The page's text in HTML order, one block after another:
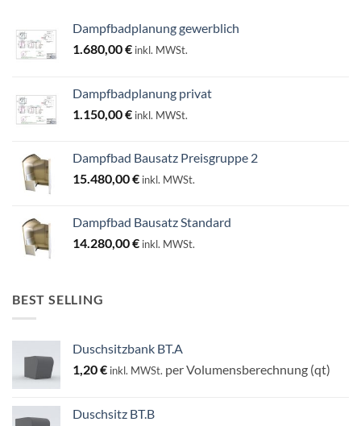
Dampfbadplanung gewerblich
1.680,00€ inkl. MWSt.
Dampfbadplanung privat
1.150,00€ inkl. MWSt.
Dampfbad Bausatz Preisgruppe 2
15.480,00€ inkl. MWSt.
Dampfbad Bausatz Standard
14.280,00€ inkl. MWSt.
BEST SELLING
Duschsitzbank BT.A
1,20€ inkl. MWSt. per Volumensberechnung (qt)
Duschsitz BT.B